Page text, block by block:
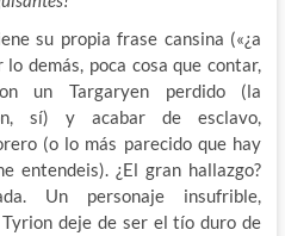
su propia frase cansina («¿a
demás, poca cosa que contar,
un Targaryen perdido (la
sí) y acabar de esclavo,
(o lo más parecido que hay
entendeis). ¿El gran hallazgo?
Un personaje insufrible,
deje de ser el tío duro de